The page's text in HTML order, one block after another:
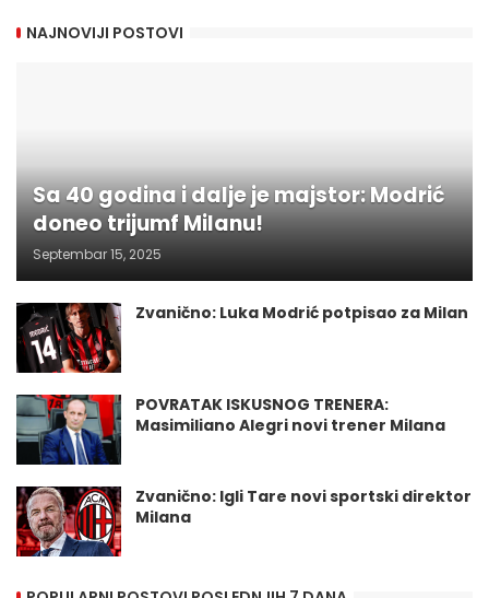
NAJNOVIJI POSTOVI
Sa 40 godina i dalje je majstor: Modrić
doneo trijumf Milanu!
Septembar 15, 2025
Zvanično: Luka Modrić potpisao za Milan
POVRATAK ISKUSNOG TRENERA:
Masimiliano Alegri novi trener Milana
Zvanično: Igli Tare novi sportski direktor
Milana